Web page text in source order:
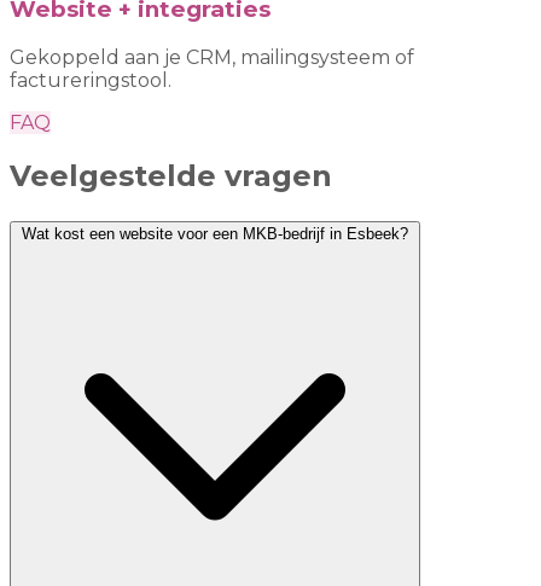
Website + integraties
Gekoppeld aan je CRM, mailingsysteem of
factureringstool.
FAQ
Veelgestelde vragen
Wat kost een website voor een MKB-bedrijf in Esbeek?